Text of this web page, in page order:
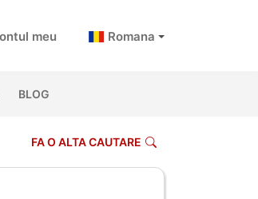
meu Romana
BLOG
FA O ALTA CAUTARE